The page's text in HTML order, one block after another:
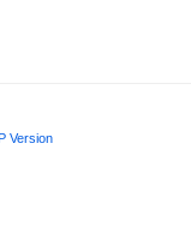
Version